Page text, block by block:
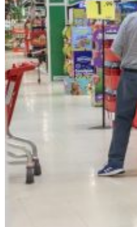
Fundación
A través da
Compromisos